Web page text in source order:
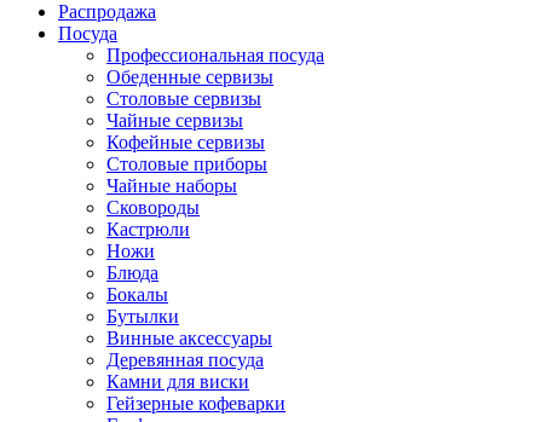
Распродажа
Посуда
Профессиональная посуда
Обеденные сервизы
Столовые сервизы
Чайные сервизы
Кофейные сервизы
Столовые приборы
Чайные наборы
Сковороды
Кастрюли
Ножи
Блюда
Бокалы
Бутылки
Винные аксессуары
Деревянная посуда
Камни для виски
Гейзерные кофеварки